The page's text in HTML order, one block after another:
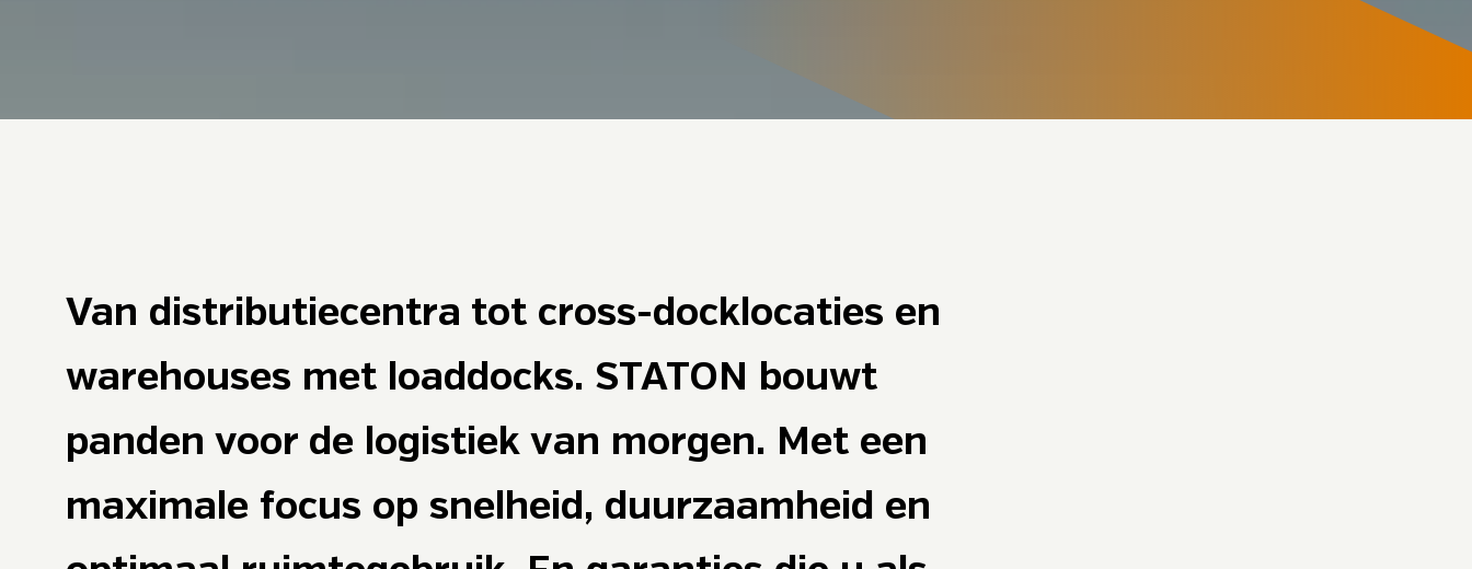
Van distributiecentra tot cross-docklocaties en
warehouses met loaddocks. STATON bouwt
panden voor de logistiek van morgen. Met een
maximale focus op snelheid, duurzaamheid en